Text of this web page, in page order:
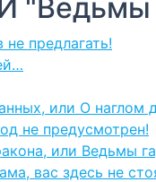
предлагать!
или О наглом
не предусмотрен!
или Ведьмы
вас здесь не